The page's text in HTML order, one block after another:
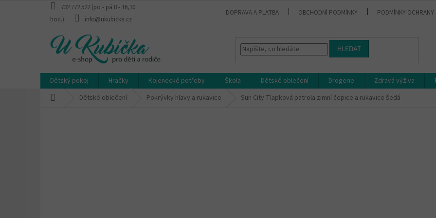
732 772 522 (po - pá 8 - 16,30
hod.)
info@ukubicka.cz
DOPRAVA A PLATBA OBCHODNÍ PODMÍNKY PODMÍNKY OCHRANY
HLEDAT
Dětský pokoj Hračky Kojenecké potřeby Škola Dětské oblečení Drogerie Zdravá výživa
Dětské oblečení Pokrývky hlavy a rukavice Sun City Tlapková patrola zimní čepice a rukavice šedá